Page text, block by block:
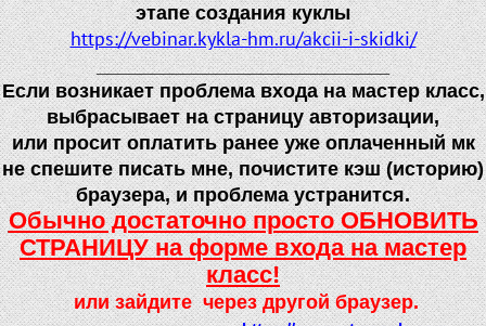
этапе создания куклы
https://vebinar.kykla-hm.ru/akcii-i-skidki/
___________________________
Если возникает проблема входа на мастер класс,
выбрасывает на страницу авторизации,
или просит оплатить ранее уже оплаченный мк
не спешите писать мне, почистите кэш (историю)
браузера, и проблема устранится.
Обычно достаточно просто ОБНОВИТЬ
СТРАНИЦУ на форме входа на мастер
класс!
или зайдите через другой браузер.